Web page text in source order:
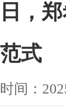
日，
范式
时间：